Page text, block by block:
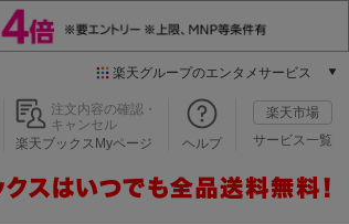
楽天グループのエンタメサービス
本/ゲーム/CD/DVD
楽天ブックス
楽天Kobo
注文内容の確認・
キャンセル
楽天ブックスMyページ
ヘルプ
楽天市場
サービス一覧